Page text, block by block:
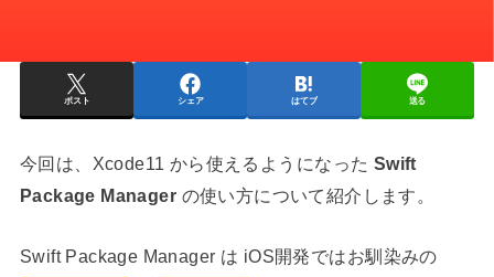
ポスト シェア はてブ 送る
今回は、Xcode11 から使えるようになった Swift
Package Manager の使い方について紹介します。
Swift Package Manager は iOS開発ではお馴染みの